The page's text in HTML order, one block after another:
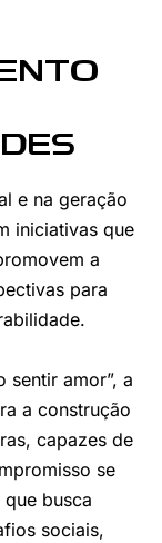
e na geração
iniciativas que
a
para
sentir amor”, a
a construção
capazes de
se
busca
sociais,